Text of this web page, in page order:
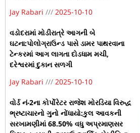
Jay Rabari
2025-10-10
વડોદરામાં મોડીરાત્રે આગની બે
ઘટના:પોલોગ્રાઉન્ડ પાસે ડામર પાથરવાના
ટેન્કરમાં આગ લાગતા દોડધામ મચી,
દરેશ્વરમાં દુકાન સળગી
Jay Rabari
2025-10-10
વોર્ડ નં-2ના કોર્પોરેટર રાજેશ મોરડિયા વિરુદ્ધ
ભ્રષ્ટાચારનો ગુનો નોંધાયો:કુલ આવકની
સરખામણીમાં 68.50% વધુ અપ્રમાણસર